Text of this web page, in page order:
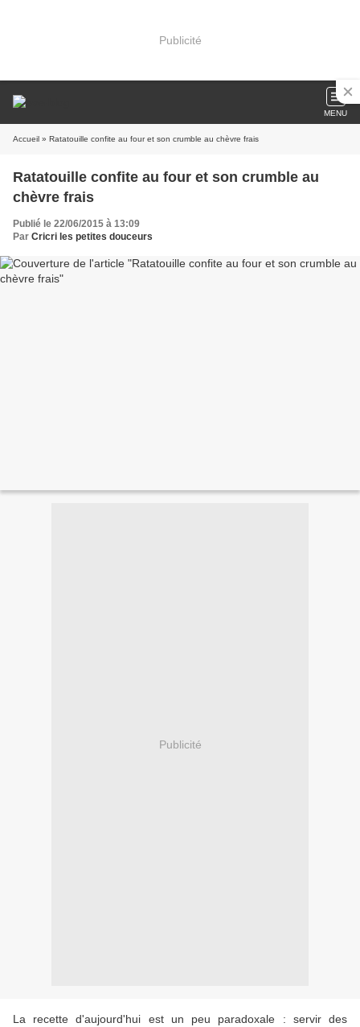
Publicité
MENU
Accueil » Ratatouille confite au four et son crumble au chèvre frais
Ratatouille confite au four et son crumble au
chèvre frais
Publié le 22/06/2015 à 13:09
Par Cricri les petites douceurs
Publicité
La recette d'aujourd'hui est un peu paradoxale : servir des